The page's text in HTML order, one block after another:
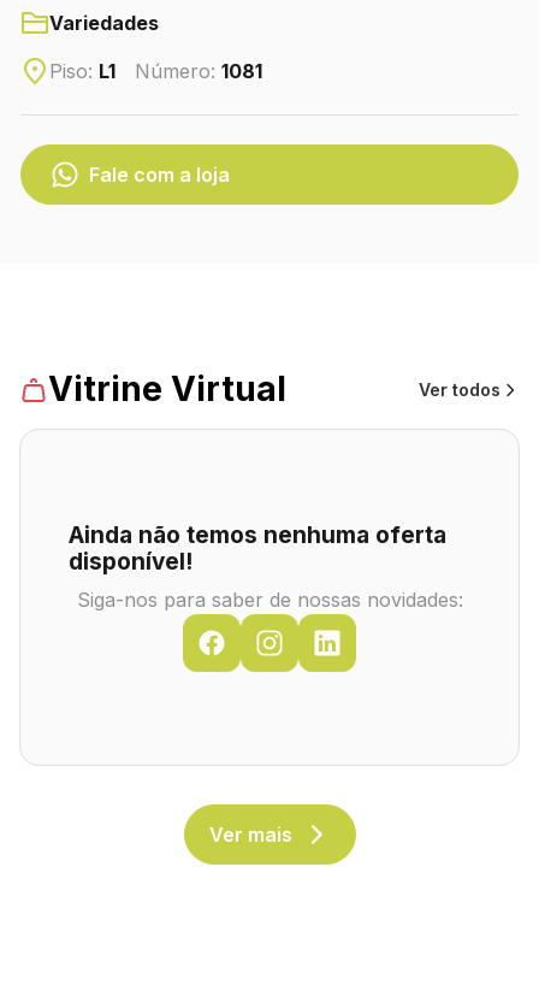
(41) 3216-1700
WhatsApp
Variedades
Piso: L1 Número: 1081
Fale com a loja
Vitrine Virtual Ver todos
Ainda não temos nenhuma oferta
disponível!
Siga-nos para saber de nossas novidades:
Ver mais